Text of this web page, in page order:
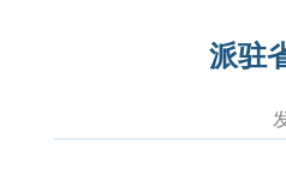
派驻